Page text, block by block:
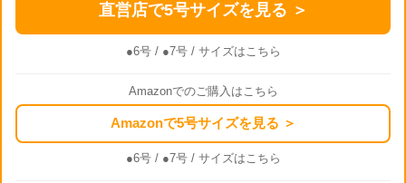
直営店で5号サイズを見る ＞
●6号/ ●7号/ サイズはこちら
Amazonでのご購入はこちら
Amazonで5号サイズを見る ＞
●6号/ ●7号/ サイズはこちら